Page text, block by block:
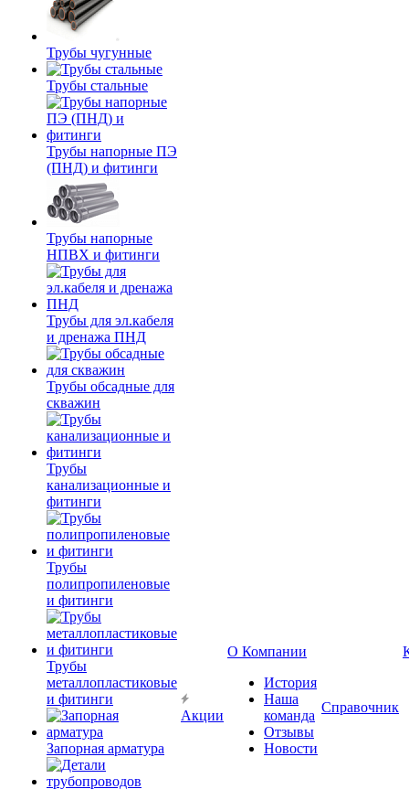
Трубы чугунные
Трубы стальные
Трубы напорные ПЭ
(ПНД) и фитинги
Трубы напорные
НПВХ и фитинги
Трубы для эл.кабеля
и дренажа ПНД
Трубы обсадные для
скважин
Трубы
канализационные и
фитинги
Трубы
полипропиленовые
и фитинги
Трубы
металлопластиковые
и фитинги
Запорная арматура
Акции
О Компании
История
Наша
команда
Отзывы
Новости
Справочник